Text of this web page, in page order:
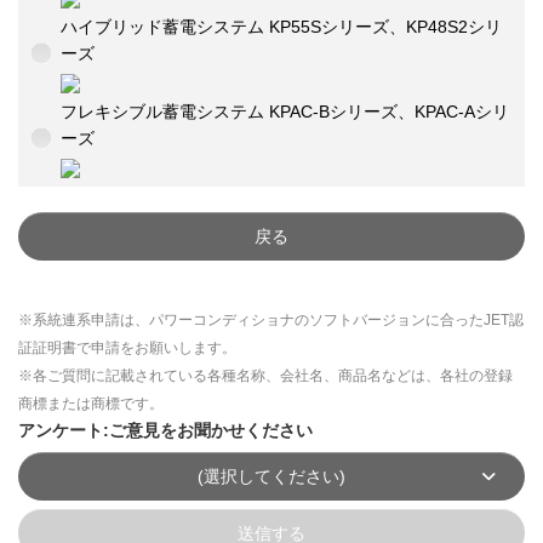
ハイブリッド蓄電システム KP55Sシリーズ、KP48S2シリ
ーズ
フレキシブル蓄電システム KPAC-Bシリーズ、KPAC-Aシリ
ーズ
戻る
※系統連系申請は、パワーコンディショナのソフトバージョンに合ったJET認
証証明書で申請をお願いします。
※各ご質問に記載されている各種名称、会社名、商品名などは、各社の登録
商標または商標です。
アンケート:ご意見をお聞かせください
(選択してください)
送信する